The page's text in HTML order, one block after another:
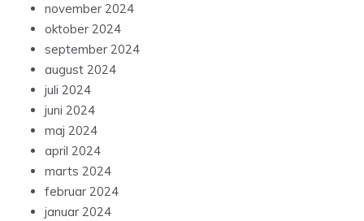
november 2024
oktober 2024
september 2024
august 2024
juli 2024
juni 2024
maj 2024
april 2024
marts 2024
februar 2024
januar 2024